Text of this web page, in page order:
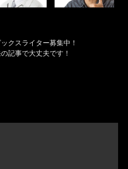
ックスライター募集中！
記事で大丈夫です！